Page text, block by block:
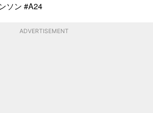
ソン #A24
ADVERTISEMENT